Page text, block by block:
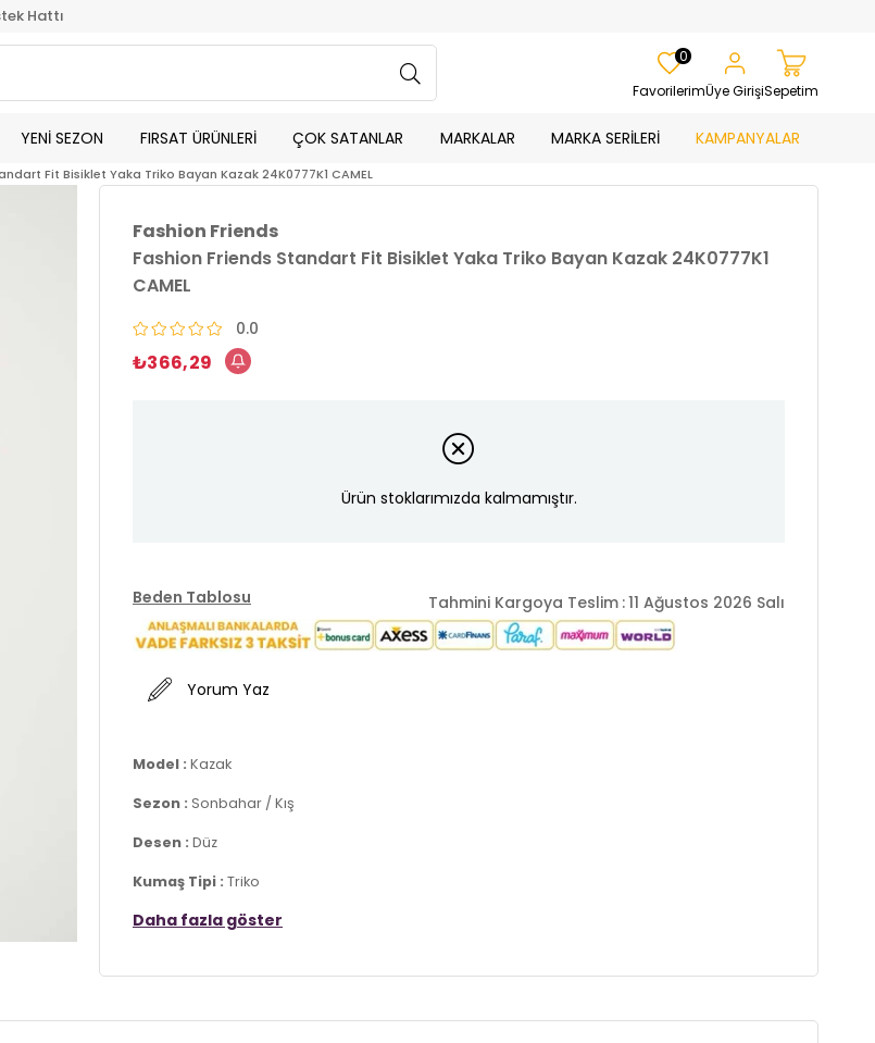
Hattı
Favorilerim
0
Üye GirişiSepetim
YENİ SEZON FIRSAT ÜRÜNLERİ ÇOK SATANLAR MARKALAR MARKA SERİLERİ KAMPANYALAR
Fit Bisiklet Yaka Triko Bayan Kazak 24K0777K1 CAMEL
Fashion Friends
Fashion Friends Standart Fit Bisiklet Yaka Triko Bayan Kazak 24K0777K1
CAMEL
0.0
₺366,29
Ürün stoklarımızda kalmamıştır.
Beden Tablosu Tahmini Kargoya Teslim :11 Ağustos 2026 Salı
Yorum Yaz
Model : Kazak
Sezon : Sonbahar / Kış
Desen : Düz
Kumaş Tipi : Triko
Materyal :% 52 Viskon % 22 Polyester %21 Polyamid
Daha fazla göster